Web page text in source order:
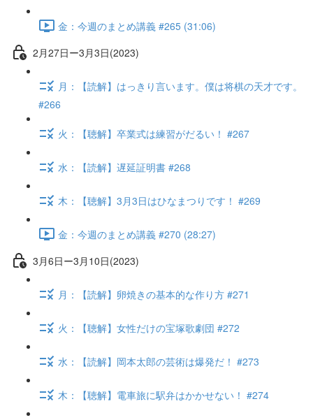
金：今週のまとめ講義 #265 (31:06)
2月27日ー3月3日(2023)
月：【読解】はっきり言います。僕は将棋の天才です。
#266
火：【聴解】卒業式は練習がだるい！ #267
水：【読解】遅延証明書 #268
木：【聴解】3月3日はひなまつりです！ #269
金：今週のまとめ講義 #270 (28:27)
3月6日ー3月10日(2023)
月：【読解】卵焼きの基本的な作り方 #271
火：【聴解】女性だけの宝塚歌劇団 #272
水：【読解】岡本太郎の芸術は爆発だ！ #273
木：【聴解】電車旅に駅弁はかかせない！ #274